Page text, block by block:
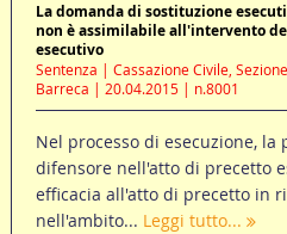
La domanda di sostituzione
non è assimilabile all'intervento
esecutivo
Sentenza | Cassazione Civile, Sezione
Barreca | 20.04.2015 | n.8001
Nel processo di esecuzione,
difensore nell'atto di precetto
efficacia all'atto di precetto in
nell'ambito... Leggi tutto...